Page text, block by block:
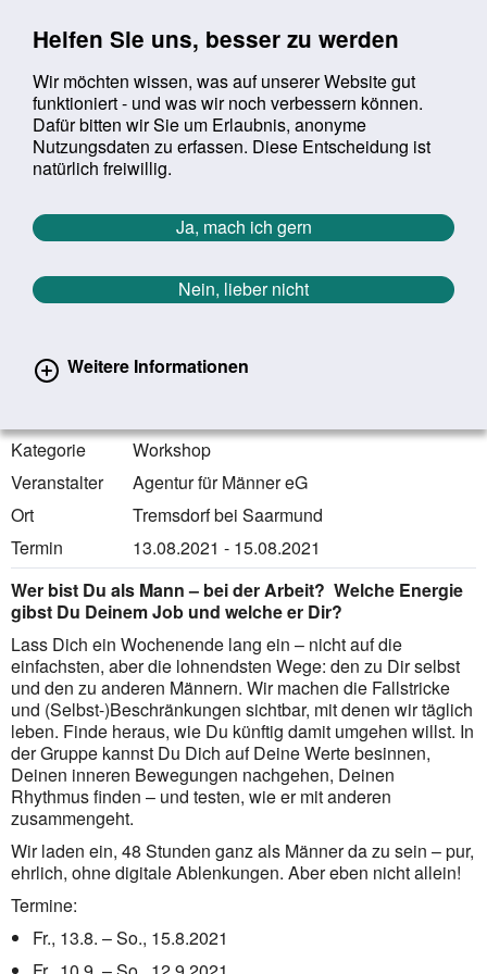
Helfen Sie uns, besser zu werden
Wir möchten wissen, was auf unserer Website gut
funktioniert - und was wir noch verbessern können.
Dafür bitten wir Sie um Erlaubnis, anonyme
Nutzungsdaten zu erfassen. Diese Entscheidung ist
natürlich freiwillig.
Ja, mach ich gern
Nein, lieber nicht
Weitere Informationen
Suchbegriff:
Sie befinden sich hier:
Startseite Aktuelles Veranstaltungen
Veranstaltungen
Men at Work: 48-Stunden-Männer-
Kategorie
Workshop
Veranstalter
Agentur für Männer eG
Ort
Tremsdorf bei Saarmund
Termin
13.08.2021 - 15.08.2021
Wer bist Du als Mann – bei der Arbeit? Welche Energie
gibst Du Deinem Job und welche er Dir?
Lass Dich ein Wochenende lang ein – nicht auf die
einfachsten, aber die lohnendsten Wege: den zu Dir selbst
und den zu anderen Männern. Wir machen die Fallstricke
und (Selbst-)Beschränkungen sichtbar, mit denen wir täglich
leben. Finde heraus, wie Du künftig damit umgehen willst. In
der Gruppe kannst Du Dich auf Deine Werte besinnen,
Deinen inneren Bewegungen nachgehen, Deinen
Rhythmus finden – und testen, wie er mit anderen
zusammengeht.
Wir laden ein, 48 Stunden ganz als Männer da zu sein – pur,
ehrlich, ohne digitale Ablenkungen. Aber eben nicht allein!
Termine:
Fr., 13.8. – So., 15.8.2021